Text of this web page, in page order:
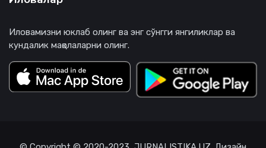
Иловамизни юклаб олинг ва энг сўнгги янгиликлар ва
кундалик мақолаларни олинг.